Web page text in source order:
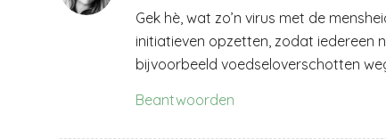
Gek hè, wat zo’n virus met de
initiatieven opzetten, zodat iedereen
bijvoorbeeld voedseloverschotten
Beantwoorden